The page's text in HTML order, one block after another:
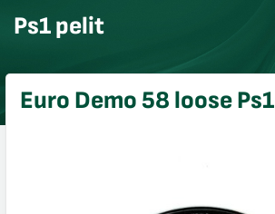
Ps1 pelit
Euro Demo 58 loose Ps1
sulje
sulje